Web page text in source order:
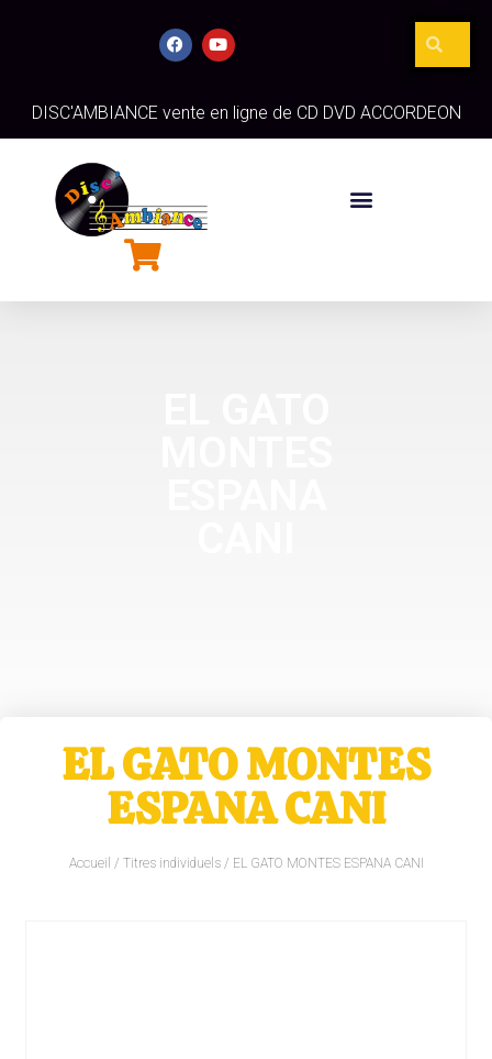
DISC'AMBIANCE vente en ligne de CD DVD ACCORDEON
EL GATO MONTES
ESPANA CANI
Accueil / Titres individuels/ EL GATO MONTES ESPANA CANI